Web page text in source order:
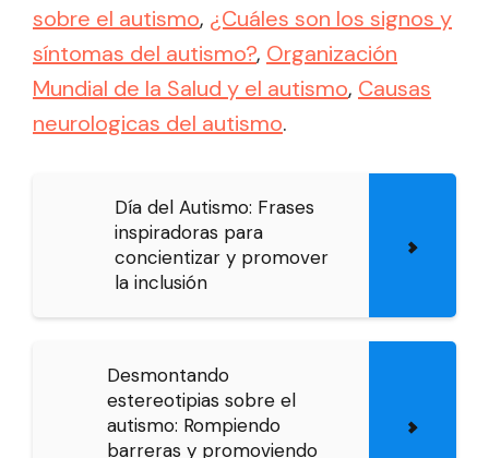
sobre el autismo, ¿Cuáles son los signos y
síntomas del autismo?, Organización
Mundial de la Salud y el autismo, Causas
neurologicas del autismo.
Día del Autismo: Frases
inspiradoras para
concientizar y promover
la inclusión
Desmontando
estereotipias sobre el
autismo: Rompiendo
barreras y promoviendo